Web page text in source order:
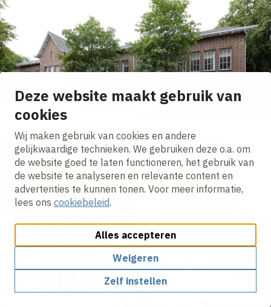
Deze website maakt gebruik van
cookies
Wij maken gebruik van cookies en andere
gelijkwaardige technieken. We gebruiken deze o.a. om
de website goed te laten functioneren, het gebruik van
de website te analyseren en relevante content en
advertenties te kunnen tonen. Voor meer informatie,
lees ons cookiebeleid.
Alles accepteren
Weigeren
Zelf instellen